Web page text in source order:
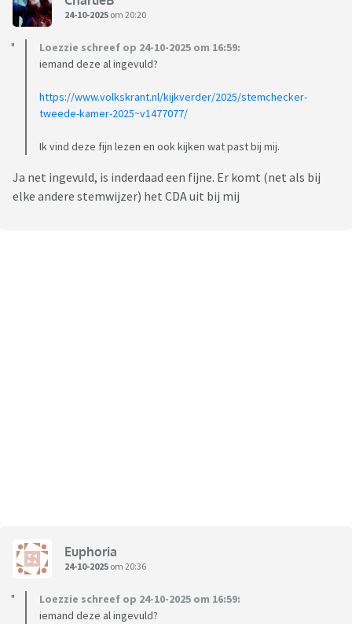
24-10-2025 om 20:20
Loezzie schreef op 24-10-2025 om 16:59:
iemand deze al ingevuld?
https://www.volkskrant.nl/kijkverder/2025/stemchecker-
tweede-kamer-2025~v1477077/
Ik vind deze fijn lezen en ook kijken wat past bij mij.
Ja net ingevuld, is inderdaad een fijne. Er komt (net als bij
elke andere stemwijzer) het CDA uit bij mij
Euphoria
24-10-2025 om 20:36
Loezzie schreef op 24-10-2025 om 16:59:
iemand deze al ingevuld?